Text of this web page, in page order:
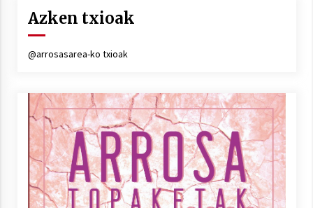
Azken txioak
@arrosasarea-ko txioak